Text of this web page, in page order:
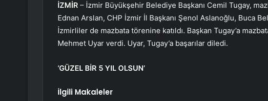
İZMİR – İzmir Büyükşehir Belediye Başkanı Cemil Tugay,
Ednan Arslan, CHP İzmir İl Başkanı Şenol Aslanoğlu, Buca
İzmirliler de mazbata törenine katıldı. Başkan Tugay’a
Mehmet Uyar verdi. Uyar, Tugay’a başarılar diledi.
‘GÜZEL BİR 5 YIL OLSUN’
İlgili Makaleler